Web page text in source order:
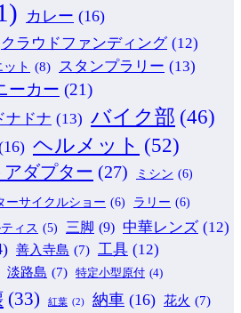
カレー (16)
クラウドファンディング (12)
ト (8) スタンプラリー (13)
ーカー (21)
ナドナ (13) バイク部 (46)
ヘルメット (52)
ダプター (27) ミシン (6)
ーサイクルショー (6) ラリー (6)
ィス (5) 三脚 (9) 中華レンズ (12)
善入寺島 (7) 工具 (12)
淡路島 (7) 特定小型原付 (4)
(33) 紅葉 (2) 納車 (16) 花火 (7)